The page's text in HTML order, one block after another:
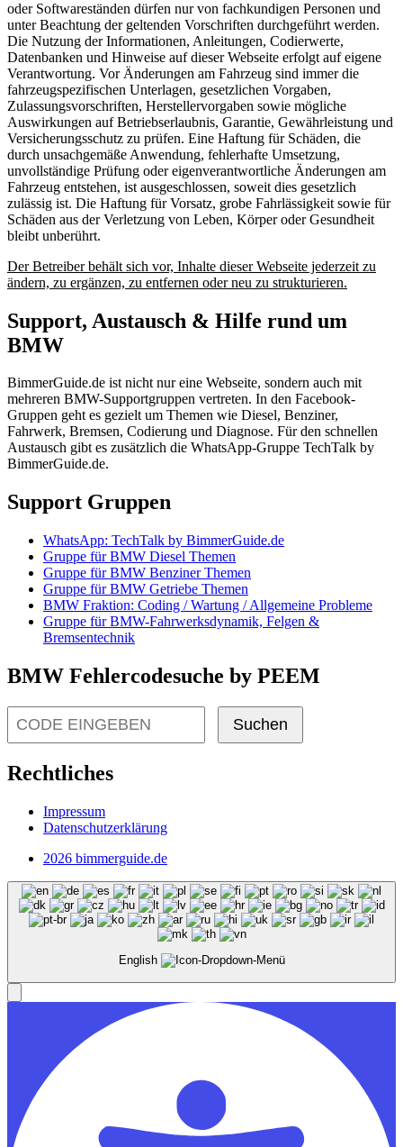
oder Softwareständen dürfen nur von fachkundigen Personen und
unter Beachtung der geltenden Vorschriften durchgeführt werden.
Die Nutzung der Informationen, Anleitungen, Codierwerte,
Datenbanken und Hinweise auf dieser Webseite erfolgt auf eigene
Verantwortung. Vor Änderungen am Fahrzeug sind immer die
fahrzeugspezifischen Unterlagen, gesetzlichen Vorgaben,
Zulassungsvorschriften, Herstellervorgaben sowie mögliche
Auswirkungen auf Betriebserlaubnis, Garantie, Gewährleistung und
Versicherungsschutz zu prüfen. Eine Haftung für Schäden, die
durch unsachgemäße Anwendung, fehlerhafte Umsetzung,
unvollständige Prüfung oder eigenverantwortliche Änderungen am
Fahrzeug entstehen, ist ausgeschlossen, soweit dies gesetzlich
zulässig ist. Die Haftung für Vorsatz, grobe Fahrlässigkeit sowie für
Schäden aus der Verletzung von Leben, Körper oder Gesundheit
bleibt unberührt.
Der Betreiber behält sich vor, Inhalte dieser Webseite jederzeit zu
ändern, zu ergänzen, zu entfernen oder neu zu strukturieren.
Support, Austausch & Hilfe rund um
BMW
BimmerGuide.de ist nicht nur eine Webseite, sondern auch mit
mehreren BMW-Supportgruppen vertreten. In den Facebook-
Gruppen geht es gezielt um Themen wie Diesel, Benziner,
Fahrwerk, Bremsen, Codierung und Diagnose. Für den schnellen
Austausch gibt es zusätzlich die WhatsApp-Gruppe TechTalk by
BimmerGuide.de.
Support Gruppen
WhatsApp: TechTalk by BimmerGuide.de
Gruppe für BMW Diesel Themen
Gruppe für BMW Benziner Themen
Gruppe für BMW Getriebe Themen
BMW Fraktion: Coding / Wartung / Allgemeine Probleme
Gruppe für BMW-Fahrwerksdynamik, Felgen &
Bremsentechnik
BMW Fehlercodesuche by PEEM
Suchen
Rechtliches
Impressum
Datenschutzerklärung
2026 bimmerguide.de
English